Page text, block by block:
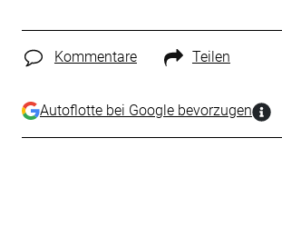
Kommentare Teilen
Autoflotte bei Google bevorzugen